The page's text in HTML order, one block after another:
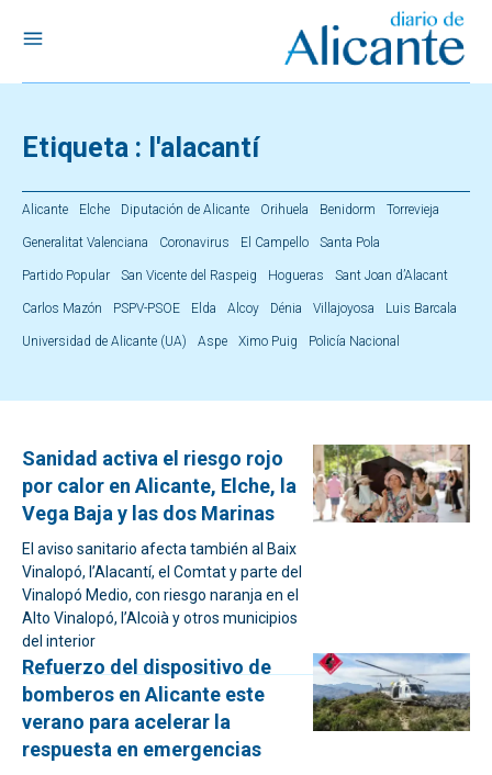
Etiqueta : l'alacantí
Alicante Elche Diputación de Alicante Orihuela Benidorm Torrevieja
Generalitat Valenciana Coronavirus El Campello Santa Pola
Partido Popular San Vicente del Raspeig Hogueras Sant Joan d’Alacant
Carlos Mazón PSPV-PSOE Elda Alcoy Dénia Villajoyosa Luis Barcala
Universidad de Alicante (UA) Aspe Ximo Puig Policía Nacional
Sanidad activa el riesgo rojo
por calor en Alicante, Elche, la
Vega Baja y las dos Marinas
El aviso sanitario afecta también al Baix
Vinalopó, l’Alacantí, el Comtat y parte del
Vinalopó Medio, con riesgo naranja en el
Alto Vinalopó, l’Alcoià y otros municipios
del interior
Refuerzo del dispositivo de
bomberos en Alicante este
verano para acelerar la
respuesta en emergencias